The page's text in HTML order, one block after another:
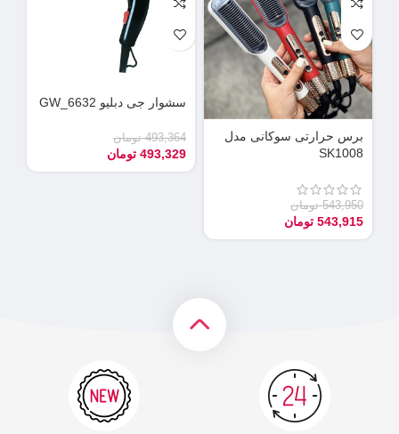
برس حرارتی سوکانی مدل
SK1008
543,950 تومان
543,915 تومان
سشوار جی دبلیو GW_6632
493,364 تومان
493,329 تومان